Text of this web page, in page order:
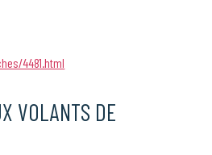
4481.html
VOLANTS DE